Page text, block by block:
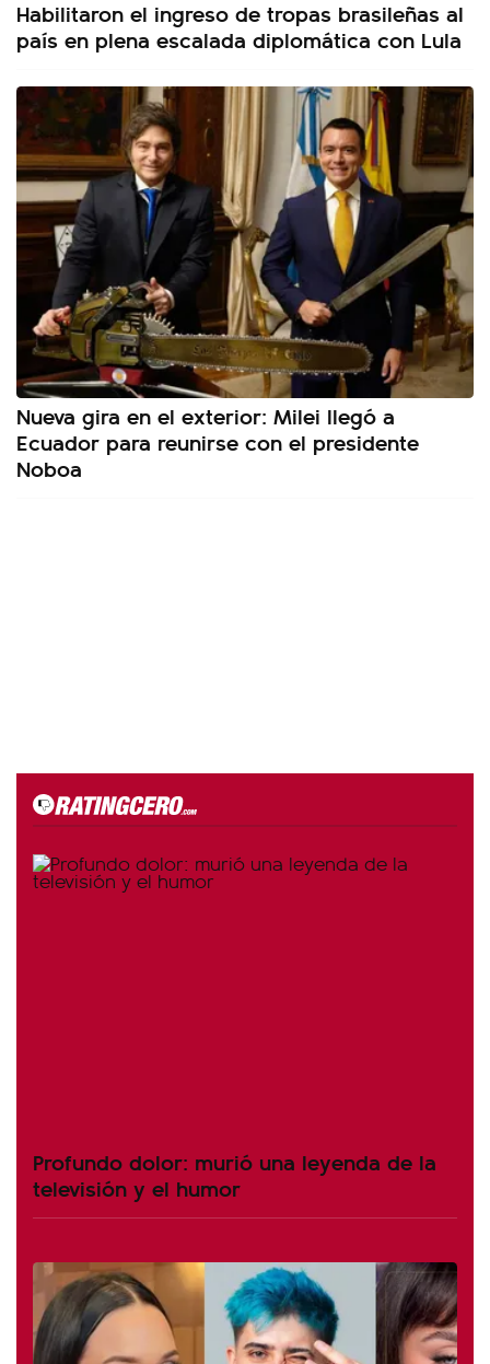
Habilitaron el ingreso de tropas brasileñas al
país en plena escalada diplomática con Lula
Nueva gira en el exterior: Milei llegó a
Ecuador para reunirse con el presidente
Noboa
Profundo dolor: murió una leyenda de la
televisión y el humor